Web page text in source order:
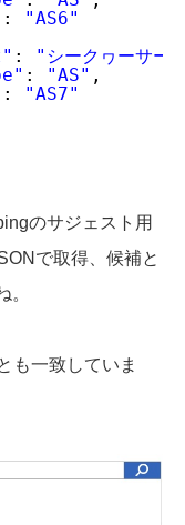
:
"AS6"
:
"シークヮーサー
: "AS" ,
:
"AS7"
のサジェスト用
で取得、候補と
。
も一致していま